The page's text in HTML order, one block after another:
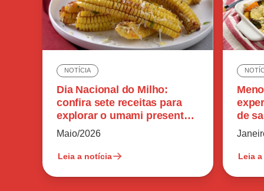
NOTÍCIA
Dia Nacional do Milho:
confira sete receitas para
explorar o umami presente
no ingrediente
Maio/2026
Leia a notícia
de
Leia